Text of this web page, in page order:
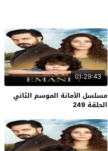
01:29:43
مسلسل الأمانة الموسم الثاني
الحلقة 249